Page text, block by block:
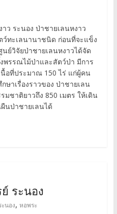
ว ระนอง ป่าชายเลนหงาว
ว์ทะเลนานาชนิด ก่อนที่จะแข็ง
ย์วิจัยป่าชายเลนหงาวได้จัด
พรรณไม้ป่าและสัตว์ป่า มีการ
นื้อที่ประมาณ 150 ไร่ แก่ผู้คน
ษาเรื่องราวของ ป่าชายเลน
ชาติยาวถึง 850 เมตร ให้เดิน
นป่าชายเลนได้
ระนอง
ะนอง, หอพระ